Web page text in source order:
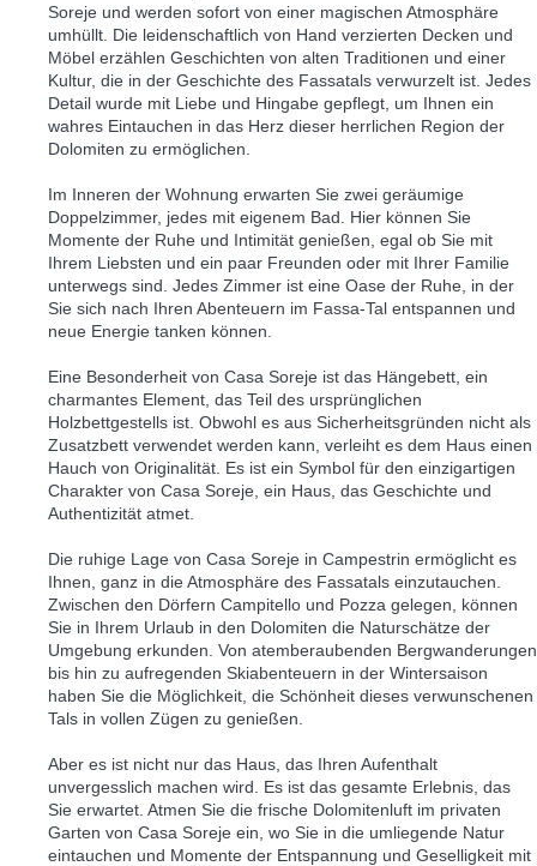
Soreje und werden sofort von einer magischen Atmosphäre
umhüllt. Die leidenschaftlich von Hand verzierten Decken und
Möbel erzählen Geschichten von alten Traditionen und einer
Kultur, die in der Geschichte des Fassatals verwurzelt ist. Jedes
Detail wurde mit Liebe und Hingabe gepflegt, um Ihnen ein
wahres Eintauchen in das Herz dieser herrlichen Region der
Dolomiten zu ermöglichen.
Im Inneren der Wohnung erwarten Sie zwei geräumige
Doppelzimmer, jedes mit eigenem Bad. Hier können Sie
Momente der Ruhe und Intimität genießen, egal ob Sie mit
Ihrem Liebsten und ein paar Freunden oder mit Ihrer Familie
unterwegs sind. Jedes Zimmer ist eine Oase der Ruhe, in der
Sie sich nach Ihren Abenteuern im Fassa-Tal entspannen und
neue Energie tanken können.
Eine Besonderheit von Casa Soreje ist das Hängebett, ein
charmantes Element, das Teil des ursprünglichen
Holzbettgestells ist. Obwohl es aus Sicherheitsgründen nicht als
Zusatzbett verwendet werden kann, verleiht es dem Haus einen
Hauch von Originalität. Es ist ein Symbol für den einzigartigen
Charakter von Casa Soreje, ein Haus, das Geschichte und
Authentizität atmet.
Die ruhige Lage von Casa Soreje in Campestrin ermöglicht es
Ihnen, ganz in die Atmosphäre des Fassatals einzutauchen.
Zwischen den Dörfern Campitello und Pozza gelegen, können
Sie in Ihrem Urlaub in den Dolomiten die Naturschätze der
Umgebung erkunden. Von atemberaubenden Bergwanderungen
bis hin zu aufregenden Skiabenteuern in der Wintersaison
haben Sie die Möglichkeit, die Schönheit dieses verwunschenen
Tals in vollen Zügen zu genießen.
Aber es ist nicht nur das Haus, das Ihren Aufenthalt
unvergesslich machen wird. Es ist das gesamte Erlebnis, das
Sie erwartet. Atmen Sie die frische Dolomitenluft im privaten
Garten von Casa Soreje ein, wo Sie in die umliegende Natur
eintauchen und Momente der Entspannung und Geselligkeit mit